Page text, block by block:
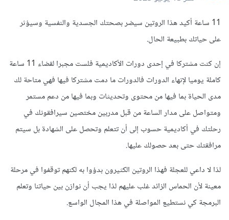
11 ساعة أكيد هذا الروتين سيضر بصحتك الجسدية والنفسية وسيؤثر
على حياتك بطبيعة الحال.
إن كنت مشتركا في إحدى دورات الأكاديمية فلست مجبرا لقضاء 11 ساعة
كاملة يوميا لإنهاء الدورات فالدورات ما دمت مشتركا فيها فهي متاحة لك
مدى الحياة بما فيها من محتوى وتحديثات وبما فيها من دعم مستمر
ومتواصل على مدار الساعة من قبل مدربين مختصين سيرافقونك في
رحلتك في أكاديمية حسوب إلى أن تتعلم وتحصل على الشهادة بل سيتم
مرافقتك حتى بعد حصولك عليها.
لذا لا داعي للعجلة فهذا الروتين الكثيرون بدؤوا به لكنهم توقفوا في مرحلة
معينة لأن الحماس الزائد غلب عليهم لذا يجب أن نوازن بين حياتنا وتعلم
البرمجة كي نستطيع المواصلة في هذا المجال الواسع.